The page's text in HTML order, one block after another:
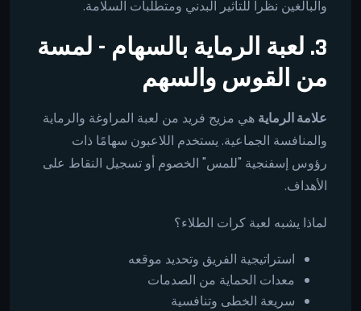
والبالغين نظراً للتأثير البدني ومتطلبات السلامة.
3. لعبة الرماية بالسهام - لمسة
من القوس والسهم
علامة الرماية هي مزيج فريد من لعبة المراوغة والرماية
والمنافسة الجماعية. يستخدم اللاعبون سهامًا ذات
رؤوس إسفنجية "للمس" الخصوم أو تسجيل النقاط على
الأهداف.
لماذا يشبه لعبة كرات الطلاء؟
استراتيجية الفريق وتحديد موقعه
معدات الحماية من الصدمات
سريعة الخطى وتنافسية